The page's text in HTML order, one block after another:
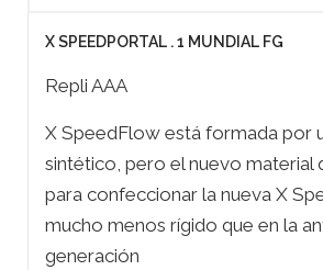
X SPEEDPORTAL . 1 MUNDIAL FG
Repli AAA
X SpeedFlow está formada por
sintético, pero el nuevo material
para confeccionar la nueva X
mucho menos rígido que en la
generación